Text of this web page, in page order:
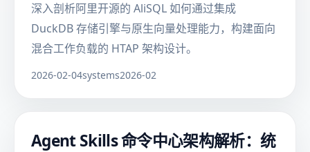
深入剖析阿里开源的 AliSQL 如何通过集成
DuckDB 存储引擎与原生向量处理能力，构建面向
混合工作负载的 HTAP 架构设计。
2026-02-04systems2026-02
Agent Skills 命令中心架构解析：统